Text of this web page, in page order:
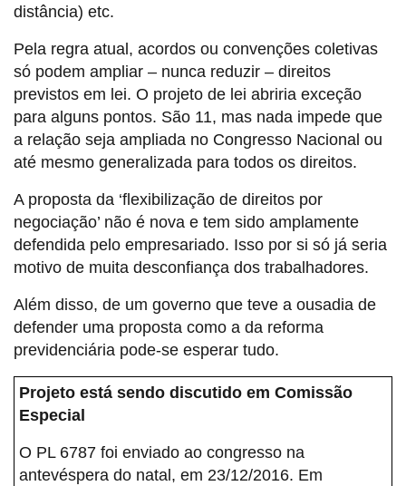
distância) etc.
Pela regra atual, acordos ou convenções coletivas
só podem ampliar – nunca reduzir – direitos
previstos em lei. O projeto de lei abriria exceção
para alguns pontos. São 11, mas nada impede que
a relação seja ampliada no Congresso Nacional ou
até mesmo generalizada para todos os direitos.
A proposta da ‘flexibilização de direitos por
negociação’ não é nova e tem sido amplamente
defendida pelo empresariado. Isso por si só já seria
motivo de muita desconfiança dos trabalhadores.
Além disso, de um governo que teve a ousadia de
defender uma proposta como a da reforma
previdenciária pode-se esperar tudo.
Projeto está sendo discutido em Comissão
Especial
O PL 6787 foi enviado ao congresso na
antevéspera do natal, em 23/12/2016. Em